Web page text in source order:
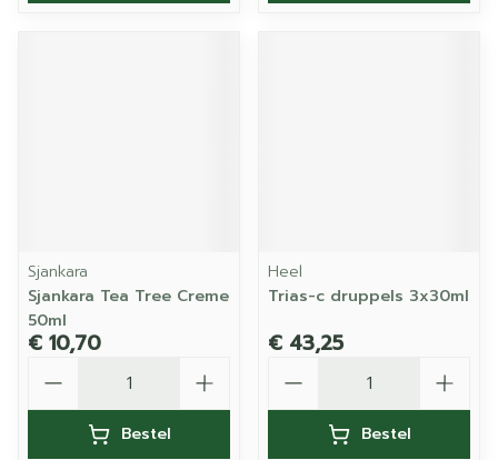
Sjankara
Sjankara Tea Tree Creme
50ml
€ 10,70
Bestel
Heel
Trias-c druppels 3x30ml
€ 43,25
Bestel